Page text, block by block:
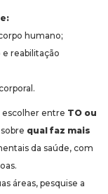
humano;
reabilitação
entre TO ou
qual faz mais
da saúde, com
áreas, pesquise a